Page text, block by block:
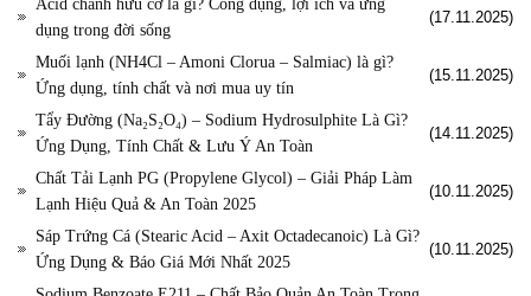
Acid chanh hữu cơ là gì? Công dụng, lợi ích và ứng
dụng trong đời sống
(17.11.2025)
Muối lạnh (NH4Cl – Amoni Clorua – Salmiac) là gì?
Ứng dụng, tính chất và nơi mua uy tín
(15.11.2025)
Tẩy Đường (Na₂S₂O₄) – Sodium Hydrosulphite Là Gì?
Ứng Dụng, Tính Chất & Lưu Ý An Toàn
(14.11.2025)
Chất Tải Lạnh PG (Propylene Glycol) – Giải Pháp Làm
Lạnh Hiệu Quả & An Toàn 2025
(10.11.2025)
Sáp Trứng Cá (Stearic Acid – Axit Octadecanoic) Là Gì?
Ứng Dụng & Báo Giá Mới Nhất 2025
(10.11.2025)